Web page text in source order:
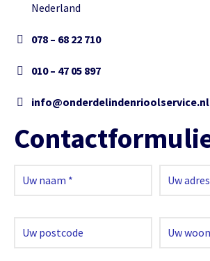
Nederland
078 – 68 22 710
010 – 47 05 897
info@onderdelindenrioolservice.nl